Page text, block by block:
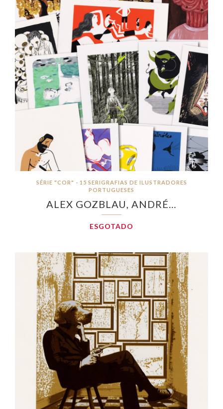
SÉRIE "COR" - 15 SERIGRAFIAS DE ILUSTRADORES
PORTUGUESES
ALEX GOZBLAU, ANDRÉ…
ESGOTADO